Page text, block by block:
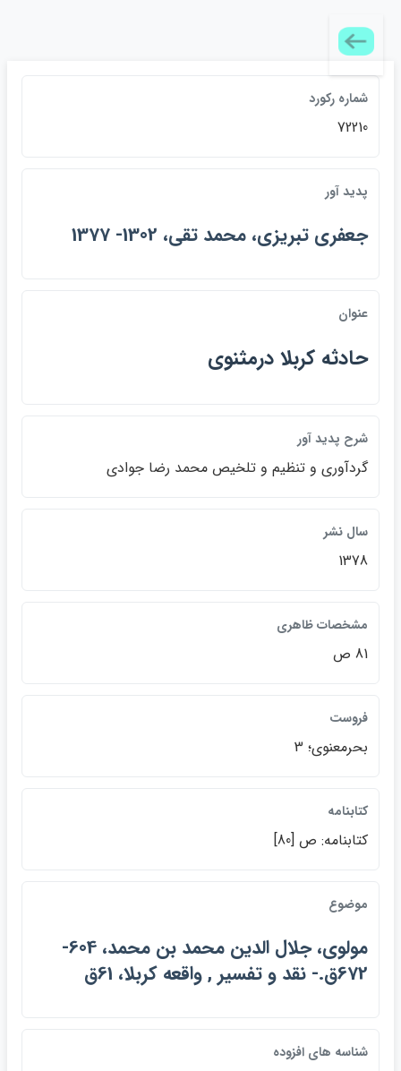
شماره ركورد
72210
پديد آور
جعفري تبريزي، محمد تقي، 1302- 1377
عنوان
حادثه كربلا درمثنوي
شرح پديد آور
گردآوري و تنظيم و تلخيص محمد رضا جوادي
سال نشر
1378
مشخصات ظاهري
81 ص
فروست
بحرمعنوي؛ 3
كتابنامه
كتابنامه: ص [80]
موضوع
مولوي، جلال الدين محمد بن محمد، 604-
672ق.- نقد و تفسير , واقعه كربلا، 61ق
شناسه هاي افزوده